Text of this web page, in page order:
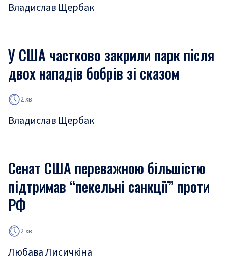
Владислав Щербак
У США частково закрили парк після
двох нападів бобрів зі сказом
2 хв
Владислав Щербак
Сенат США переважною більшістю
підтримав “пекельні санкції” проти
РФ
2 хв
Любава Лисичкіна